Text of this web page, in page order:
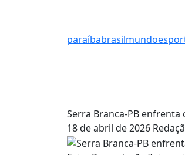
paraíbabrasilmundo
Serra Branca-PB enfrenta
18 de abril de 2026